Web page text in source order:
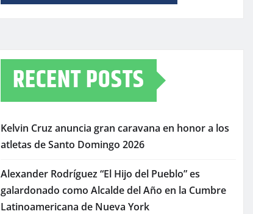
RECENT POSTS
Kelvin Cruz anuncia gran caravana en honor a los
atletas de Santo Domingo 2026
Alexander Rodríguez “El Hijo del Pueblo” es
galardonado como Alcalde del Año en la Cumbre
Latinoamericana de Nueva York